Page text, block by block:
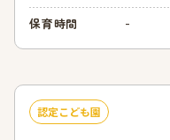
保育時間 -
認定こども園